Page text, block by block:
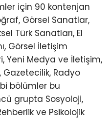
için 90 kontenjan
Görsel Sanatlar,
Türk Sanatları, El
Görsel İletişim
Yeni Medya ve İletişim,
Gazetecilik, Radyo
bölümler bu
grupta Sosyoloji,
ve Psikolojik